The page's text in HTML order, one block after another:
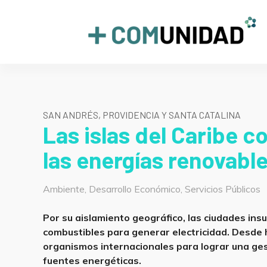
+COMUNIDAD
SAN ANDRÉS, PROVIDENCIA Y SANTA CATALINA
Las islas del Caribe
las energías
Categorías
Ambiente, Desarrollo Económico,Servicios Públicos
Por su aislamiento geográfico, las ciudades
combustibles para generar electricidad.
organismos internacionales para lograr una
fuentes energéticas.